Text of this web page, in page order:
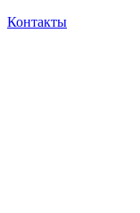
Контакты